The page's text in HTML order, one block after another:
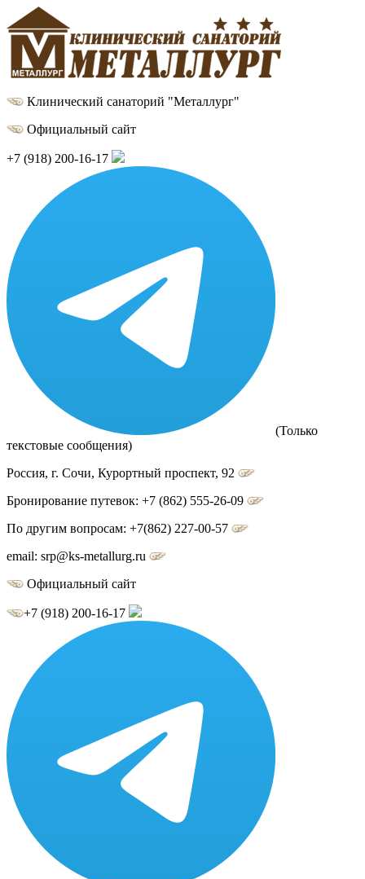
Клинический санаторий "Металлург"
Официальный сайт
+7 (918) 200-16-17
(Только
текстовые сообщения)
Россия, г. Сочи, Курортный проспект, 92
Бронирование путевок: +7 (862) 555-26-09
По другим вопросам: +7(862) 227-00-57
email: srp@ks-metallurg.ru
Официальный сайт
+7 (918) 200-16-17